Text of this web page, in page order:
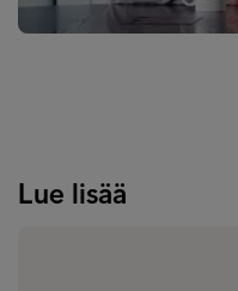
Lue lisää